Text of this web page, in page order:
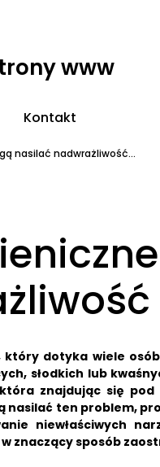
www
Kontakt
nasilać nadwrażliwość...
który dotyka wiele
słodkich lub
znajdując się
ten problem,
niewłaściwych
znaczący sposób